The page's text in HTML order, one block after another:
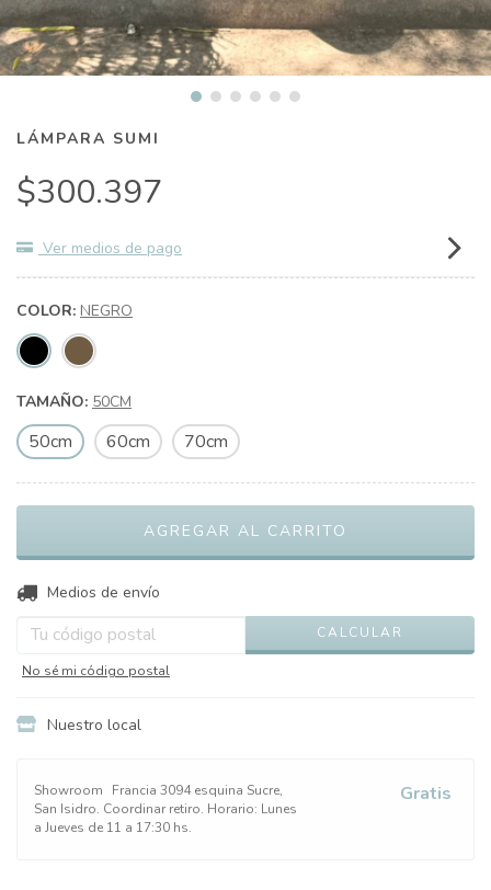
LÁMPARA SUMI
$300.397
Ver medios de pago
COLOR: NEGRO
TAMAÑO: 50CM
50cm 60cm 70cm
Entregas para el CP:
Medios de envío
CALCULAR
No sé mi código postal
Nuestro local
Showroom
Francia 3094 esquina Sucre,
San Isidro. Coordinar retiro. Horario: Lunes
a Jueves de 11 a 17:30 hs.
Gratis